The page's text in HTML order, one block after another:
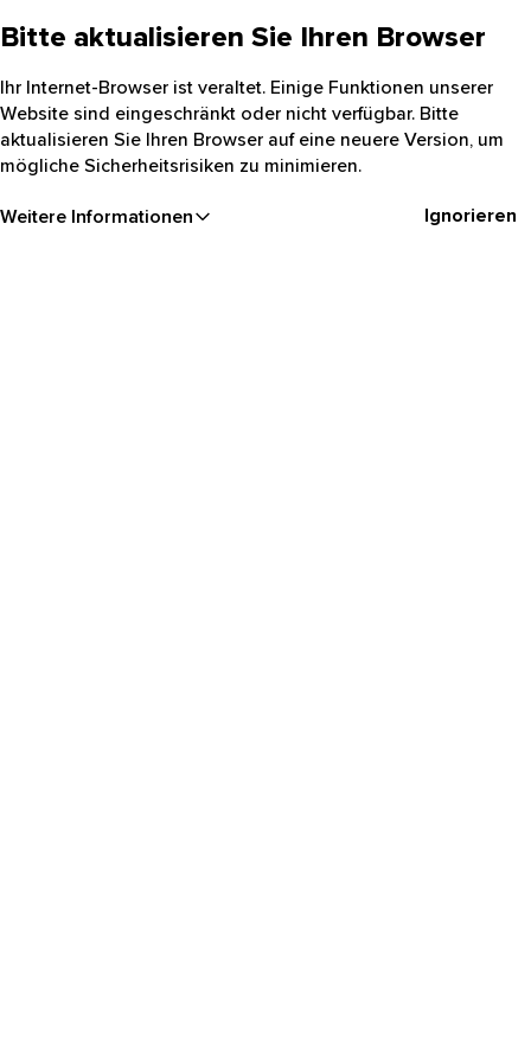
Bitte aktualisieren Sie Ihren Browser
Ihr Internet-Browser ist veraltet. Einige Funktionen unserer
Website sind eingeschränkt oder nicht verfügbar. Bitte
aktualisieren Sie Ihren Browser auf eine neuere Version, um
mögliche Sicherheitsrisiken zu minimieren.
Weitere Informationen Ignorieren